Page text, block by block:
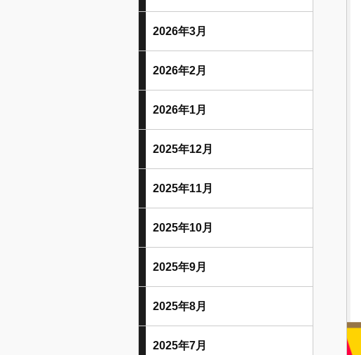
2026年3月
2026年2月
2026年1月
2025年12月
2025年11月
2025年10月
2025年9月
2025年8月
2025年7月